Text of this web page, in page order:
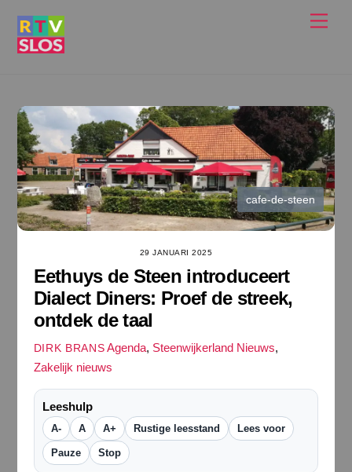
cafe-de-steen
29 JANUARI 2025
Eethuys de Steen introduceert
Dialect Diners: Proef de streek,
ontdek de taal
DIRK BRANS Agenda, Steenwijkerland Nieuws,
Zakelijk nieuws
Leeshulp
A- A A+ Rustige leesstand Lees voor
Pauze Stop